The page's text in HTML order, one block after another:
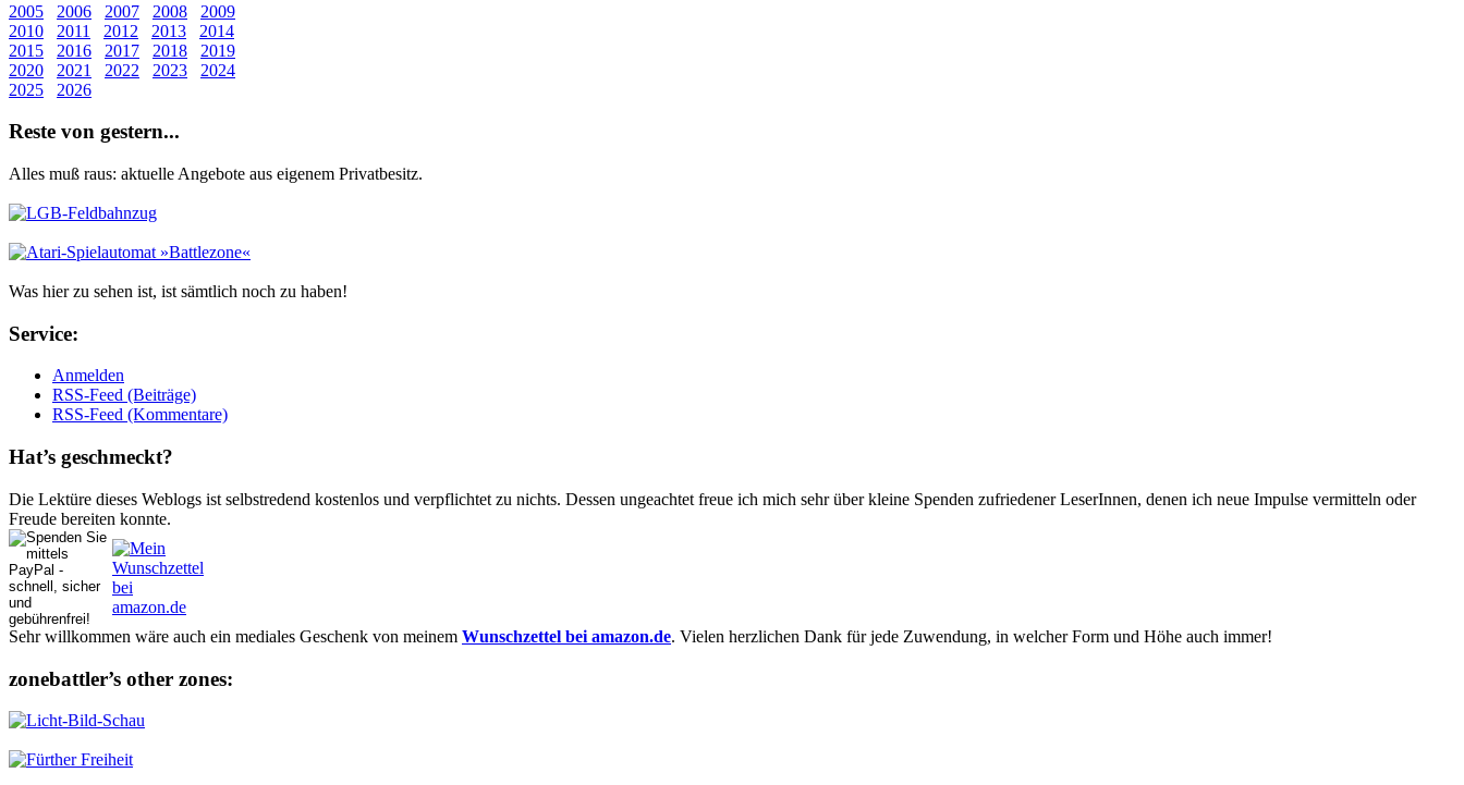
2005 2006 2007 2008
2009
2010
2011 2012 2013
2014
2015
2016 2017 2018
2019
2020
2021 2022 2023
2024
2025
2026
Re­ste von ge­stern...
Alles muß raus: aktuelle An­ge­bo­te aus eigenem Privatbesitz.
Was hier zu sehen ist, ist sämt­lich noch zu haben!
Ser­vice:
Anmelden
RSS-Feed (Beiträge)
RSS-Feed (Kommentare)
Hat’s ge­schmeckt?
Die Lektüre dieses Weblogs ist selbstredend kostenlos und ver­pflich­tet zu nichts. Dessen un­ge­achtet freue ich mich sehr über kleine Spenden zufriedener Le­serInnen, denen ich neue Im­pul­se vermitteln oder
Freude bereiten konnte.
Sehr willkommen wäre auch ein mediales Geschenk von meinem Wunschzettel bei amazon.de. Vielen herzlichen Dank für jede Zuwendung, in welcher Form und Höhe auch immer!
zonebattler’s other zo­nes: